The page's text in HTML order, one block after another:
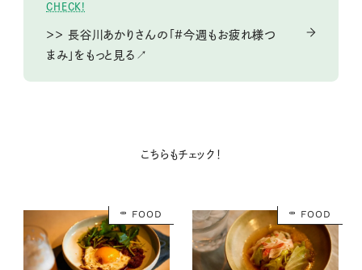
CHECK!
＞＞ 長谷川あかりさんの「#今週もお疲れ様つ
まみ」をもっと見る↗
こちらもチェック！
FOOD FOOD